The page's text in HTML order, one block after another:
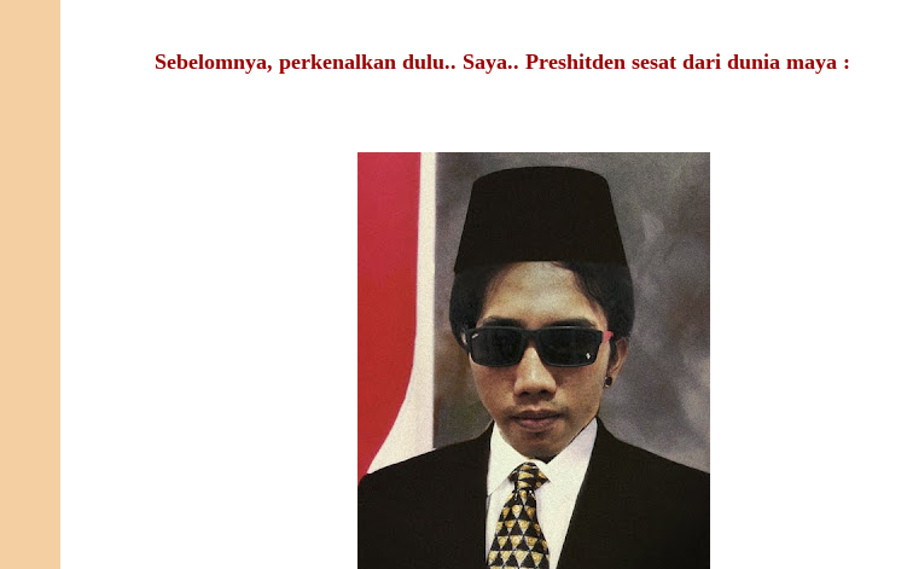
Sebelomnya, perkenalkan dulu.. Saya.. Preshitden sesat dari dunia maya :